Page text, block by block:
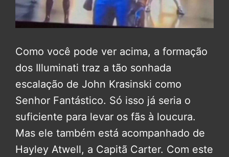
Como você pode ver acima, a formação
dos Illuminati traz a tão sonhada
escalação de John Krasinski como
Senhor Fantástico. Só isso já seria o
suficiente para levar os fãs à loucura.
Mas ele também está acompanhado de
Hayley Atwell, a Capitã Carter. Com este